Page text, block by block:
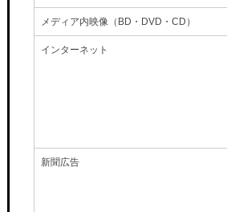
メディア内映像（BD・DVD・CD）
インターネット
新聞広告